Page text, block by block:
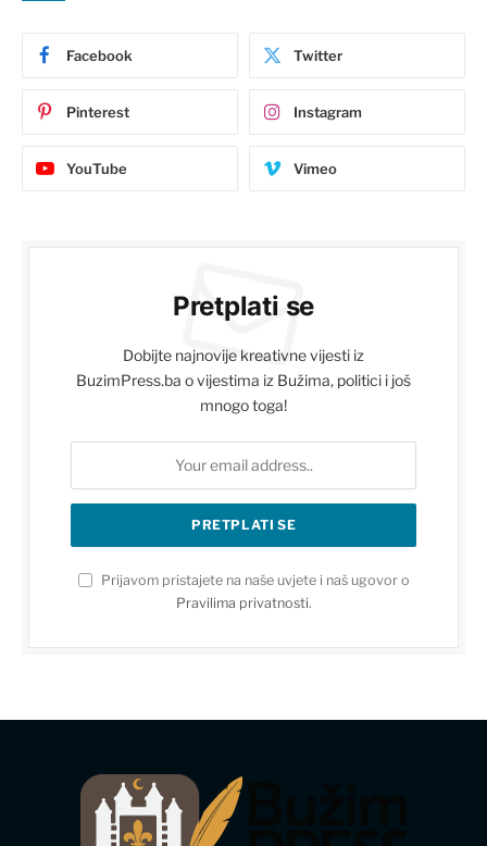
Facebook Twitter
Pinterest Instagram
YouTube Vimeo
Pretplati se
Dobijte najnovije kreativne vijesti iz
BuzimPress.ba o vijestima iz Bužima, politici i još
mnogo toga!
Prijavom pristajete na naše uvjete i naš ugovor o
Pravilima privatnosti.